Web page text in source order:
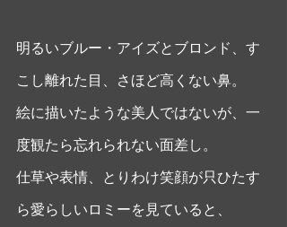
明るいブルー・アイズとブロンド、す
こし離れた目、さほど高くない鼻。
絵に描いたような美人ではないが、一
度観たら忘れられない面差し。
仕草や表情、とりわけ笑顔が只ひたす
ら愛らしいロミーを見ていると、